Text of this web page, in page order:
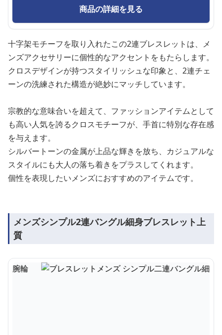
商品の詳細を見る
十字架モチーフを取り入れたこの2連ブレスレットは、メ
ンズアクセサリーに個性的なアクセントをもたらします。
クロスデザインが持つスタイリッシュな印象と、2連チェ
ーンの洗練された構造が絶妙にマッチしています。
宗教的な意味合いを超えて、ファッションアイテムとして
も高い人気を誇るクロスモチーフが、手首に特別な存在感
を与えます。
シルバートーンの金属が上品な輝きを放ち、カジュアルな
スタイルにも大人の落ち着きをプラスしてくれます。
個性を表現したいメンズにおすすめのアイテムです。
メンズシンプル2連バングル細身ブレスレット上
質